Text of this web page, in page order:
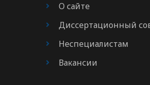
О сайте
Диссертационный
Неспециалистам
Вакансии